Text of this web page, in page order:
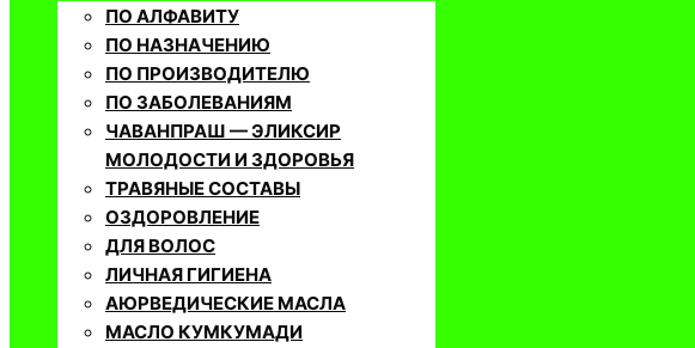
ПО АЛФАВИТУ
ПО НАЗНАЧЕНИЮ
ПО ПРОИЗВОДИТЕЛЮ
ПО ЗАБОЛЕВАНИЯМ
ЧАВАНПРАШ — ЭЛИКСИР
МОЛОДОСТИ И ЗДОРОВЬЯ
ТРАВЯНЫЕ СОСТАВЫ
ОЗДОРОВЛЕНИЕ
ДЛЯ ВОЛОС
ЛИЧНАЯ ГИГИЕНА
АЮРВЕДИЧЕСКИЕ МАСЛА
МАСЛО КУМКУМАДИ